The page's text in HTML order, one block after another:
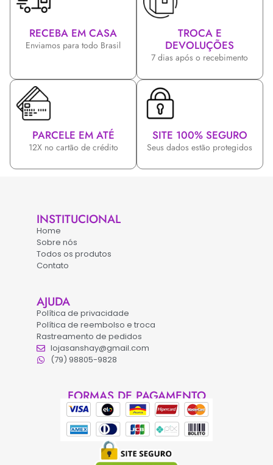
RECEBA EM CASA
Enviamos para todo Brasil
TROCA E
DEVOLUÇÕES
7 dias após o recebimento
PARCELE EM ATÉ
12X no cartão de crédito
SITE 100% SEGURO
Seus dados estão protegidos
INSTITUCIONAL
Home
Sobre nós
Todos os produtos
Contato
AJUDA
Política de privacidade
Política de reembolso e troca
Rastreamento de pedidos
lojasanshay@gmail.com
(79) 98805-9828
FORMAS DE PAGAMENTO